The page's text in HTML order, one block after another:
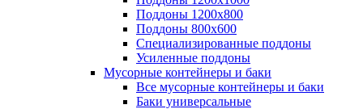
Поддоны 1200х800
Поддоны 800х600
Специализированные поддоны
Усиленные поддоны
Мусорные контейнеры и баки
Все мусорные контейнеры и баки
Баки универсальные